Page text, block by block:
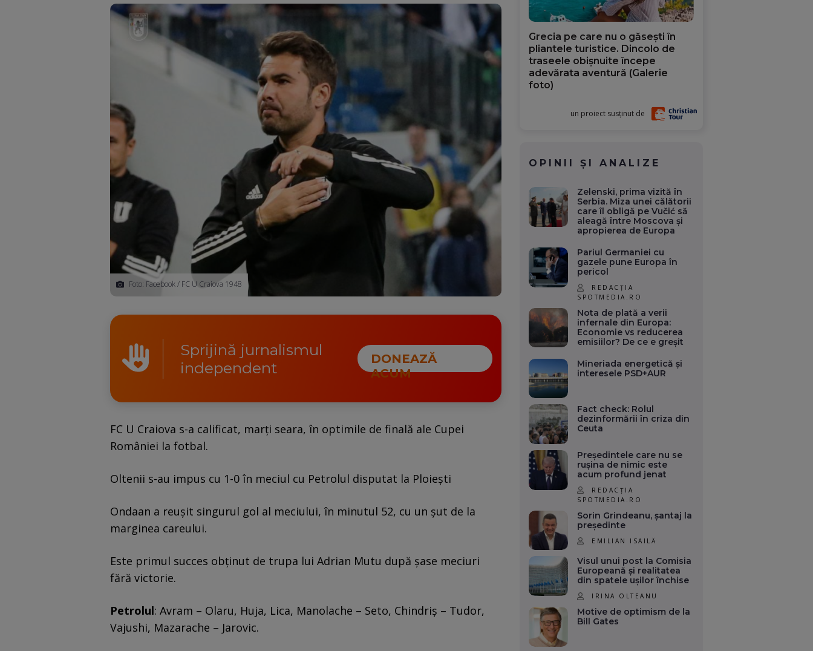
Foto: Facebook / FC U Craiova 1948
Sprijină jurnalismul
independent
DONEAZĂ
ACUM
FC U Craiova s-a calificat, marți seara, în optimile de finală ale Cupei
României la fotbal.
Oltenii s-au impus cu 1-0 în meciul cu Petrolul disputat la Ploiești
Ondaan a reușit singurul gol al meciului, în minutul 52, cu un șut de la
marginea careului.
Este primul succes obținut de trupa lui Adrian Mutu după șase meciuri
fără victorie.
Petrolul: Avram – Olaru, Huja, Lica, Manolache – Seto, Chindriș – Tudor,
Vajushi, Mazarache – Jarovic.
Grecia pe care nu o găsești în
pliantele turistice. Dincolo de
traseele obișnuite începe
adevărata aventură (Galerie
foto)
un proiect susținut de
OPINII ȘI ANALIZE
Zelenski, prima vizită în
Serbia. Miza unei călătorii
care îl obligă pe Vučić să
aleagă între Moscova și
apropierea de Europa
Pariul Germaniei cu
gazele pune Europa în
pericol
REDACȚIA
SPOTMEDIA.RO
Nota de plată a verii
infernale din Europa:
Economie vs reducerea
emisiilor? De ce e greșit
Mineriada energetică și
interesele PSD+AUR
Fact check: Rolul
dezinformării în criza din
Ceuta
Președintele care nu se
rușina de nimic este
acum profund jenat
REDACȚIA
SPOTMEDIA.RO
Sorin Grindeanu, șantaj la
președinte
EMILIAN ISAILĂ
Visul unui post la Comisia
Europeană și realitatea
din spatele ușilor închise
IRINA OLTEANU
Motive de optimism de la
Bill Gates